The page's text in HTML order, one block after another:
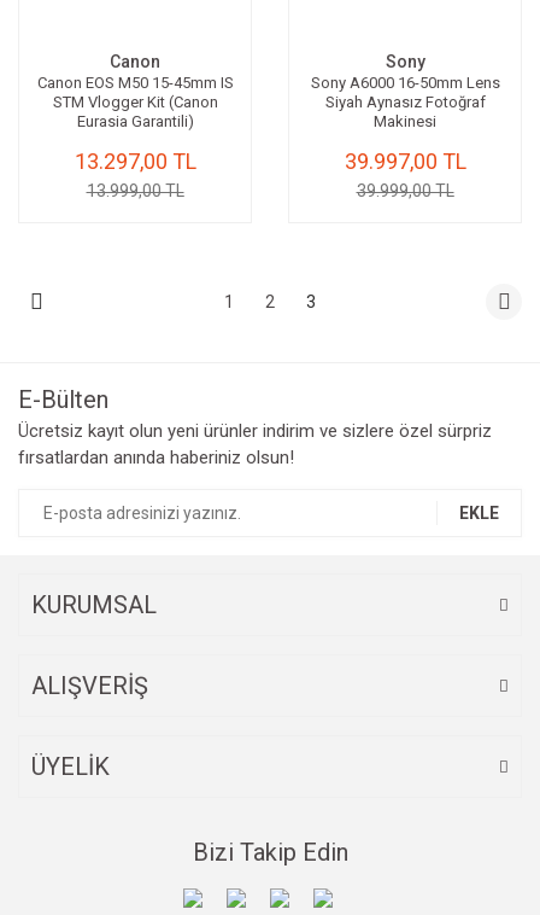
Canon
Canon EOS M50 15-45mm IS
STM Vlogger Kit (Canon
Eurasia Garantili)
13.297,00 TL
13.999,00 TL
Sony
Sony A6000 16-50mm Lens
Siyah Aynasız Fotoğraf
Makinesi
39.997,00 TL
39.999,00 TL
1 2 3
E-Bülten
Ücretsiz kayıt olun yeni ürünler indirim ve sizlere özel sürpriz
fırsatlardan anında haberiniz olsun!
EKLE
KURUMSAL
ALIŞVERİŞ
ÜYELİK
Bizi Takip Edin